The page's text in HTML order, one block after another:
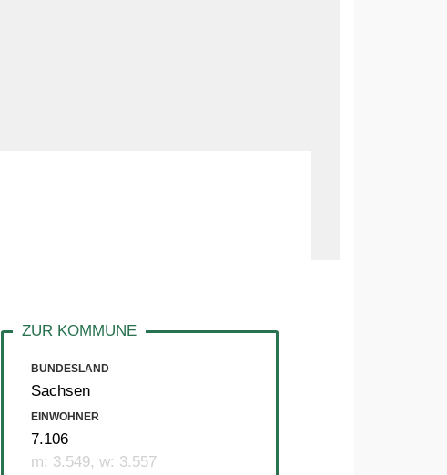
BUNDESLAND
Sachsen
EINWOHNER
7.106
m: 3.549, w: 3.557